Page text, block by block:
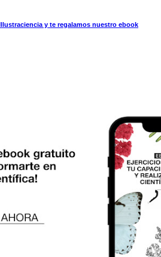
y te regalamos nuestro ebook